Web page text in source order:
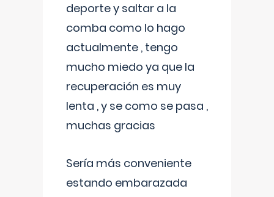
deporte y saltar a la
comba como lo hago
actualmente , tengo
mucho miedo ya que la
recuperación es muy
lenta , y se como se pasa ,
muchas gracias
Sería más conveniente
estando embarazada